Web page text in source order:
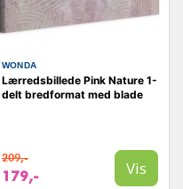
WONDA
Lærredsbillede Pink Nature 1-
delt bredformat med blade
209,-
179,- Vis